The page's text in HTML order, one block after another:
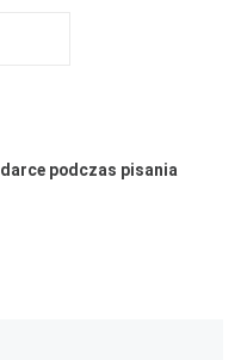
podczas pisania